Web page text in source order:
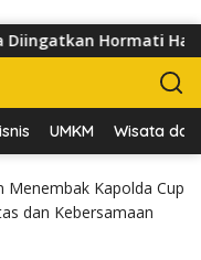
Hormati Hak Pejalan
UMKM Wisata dan
Menembak Kapolda Cup
dan Kebersamaan